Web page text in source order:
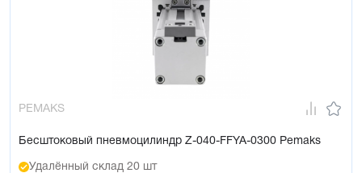
PEMAKS
Бесштоковый пневмоцилиндр Z-040-FFYA-0300 Pemaks
Удалённый склад 20 шт